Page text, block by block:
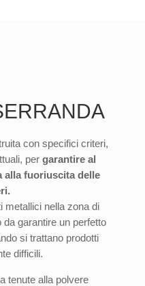
con specifici criteri,
per garantire al
alla fuoriuscita delle
metallici nella zona di
garantire un perfetto
si trattano prodotti
difficili.
tenute alla polvere